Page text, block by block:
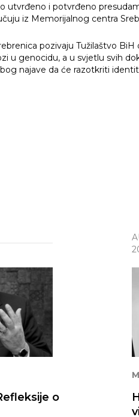
Istraživanja
Genocid
Životi iza polja smrti
Pomozi naš rad
utvrđeno i potvrđeno
iz Memorijalnog centra
pozivaju Tužilaštvo
u genocidu, a u svjetlu svih
najave da će razotkriti
o